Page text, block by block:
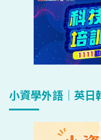
小資學外語｜英日